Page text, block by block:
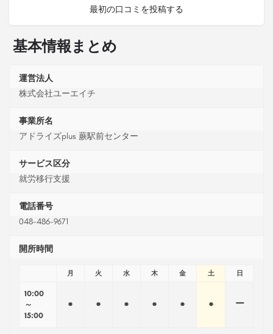
最初の口コミを投稿する
基本情報まとめ
運営法人
株式会社ユーエイチ
事業所名
アドライズplus 蕨駅前センター
サービス区分
就労移行支援
電話番号
048-486-9671
開所時間
月 火 水 木 金 土 日
10:00
～
15:00
● ● ● ● ● ● ー